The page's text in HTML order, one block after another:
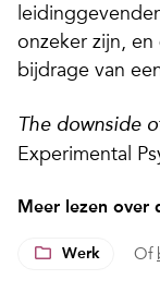
onzeker zijn,
bijdrage van
The downside
Experimental
Meer lezen over
Werk Of